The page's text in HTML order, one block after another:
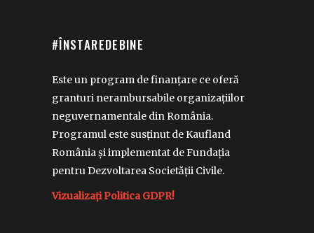
#ÎNSTAREDEBINE
Este un program de finanțare ce oferă
granturi nerambursabile organizațiilor
neguvernamentale din România.
Programul este susținut de Kaufland
România și implementat de Fundația
pentru Dezvoltarea Societății Civile.
Vizualizați Politica GDPR!